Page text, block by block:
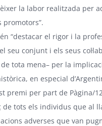
la labor realitzada per
“destacar el rigor i la
seu conjunt i els seus
tota mena– per la
en especial
premi per part de Pàgina/
tots els individus que al
adverses que van